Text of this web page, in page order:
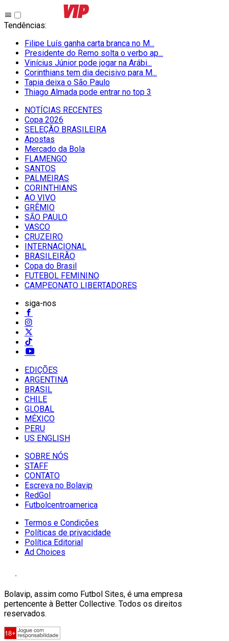
Tendências:
Filipe Luís ganha carta branca no M...
Presidente do Remo solta o verbo ap...
Vinícius Júnior pode jogar na Arábi...
Corinthians tem dia decisivo para M...
Tapia deixa o São Paulo
Thiago Almada pode entrar no top 3
NOTÍCIAS RECENTES
Copa 2026
SELEÇÃO BRASILEIRA
Apostas
Mercado da Bola
FLAMENGO
SANTOS
PALMEIRAS
CORINTHIANS
AO VIVO
GRÊMIO
SĀO PAULO
VASCO
CRUZEIRO
INTERNACIONAL
BRASILEIRÃO
Copa do Brasil
FUTEBOL FEMININO
CAMPEONATO LIBERTADORES
siga-nos
EDIÇÕES
ARGENTINA
BRASIL
CHILE
GLOBAL
MÉXICO
PERU
US ENGLISH
SOBRE NÓS
STAFF
CONTATO
Escreva no Bolavip
RedGol
Futbolcentroamerica
Termos e Condições
Políticas de privacidade
Política Editorial
Ad Choices
Bolavip, assim como Futbol Sites, é uma empresa
pertencente à Better Collective. Todos os direitos
reservados.